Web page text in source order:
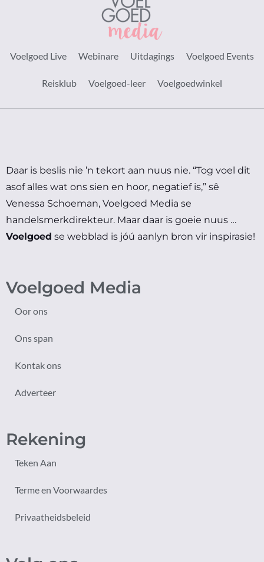
Voelgoed Live Webinare Uitdagings Voelgoed Events
Reisklub Voelgoed-leer Voelgoedwinkel
Daar is beslis nie ’n tekort aan nuus nie. “Tog voel dit
asof alles wat ons sien en hoor, negatief is,” sê
Venessa Schoeman, Voelgoed Media se
handelsmerkdirekteur. Maar daar is goeie nuus …
Voelgoed se webblad is jóú aanlyn bron vir inspirasie!
Voelgoed Media
Oor ons
Ons span
Kontak ons
Adverteer
Rekening
Teken Aan
Terme en Voorwaardes
Privaatheidsbeleid